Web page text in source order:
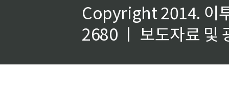
Copyright 2014. 이
2680 ㅣ 보도자료